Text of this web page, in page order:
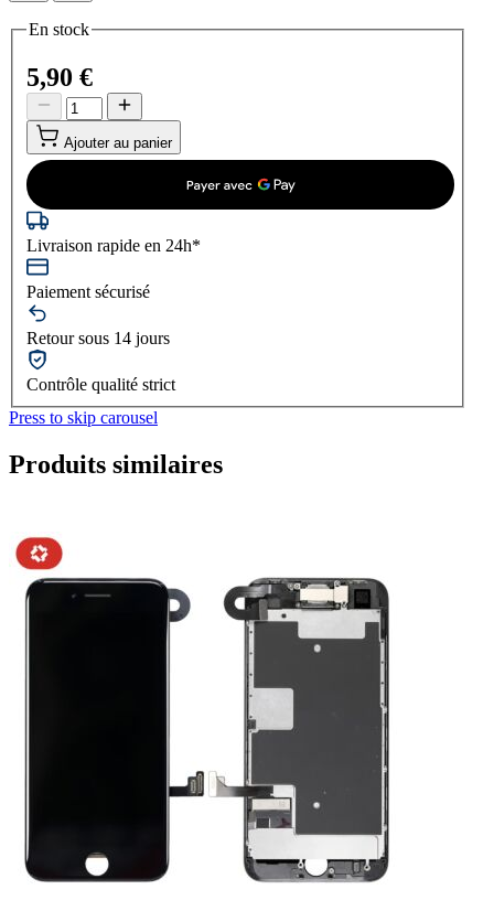
En stock
5,90 €
Ajouter au panier
Livraison rapide en 24h*
Paiement sécurisé
Retour sous 14 jours
Contrôle qualité strict
Press to skip carousel
Produits similaires